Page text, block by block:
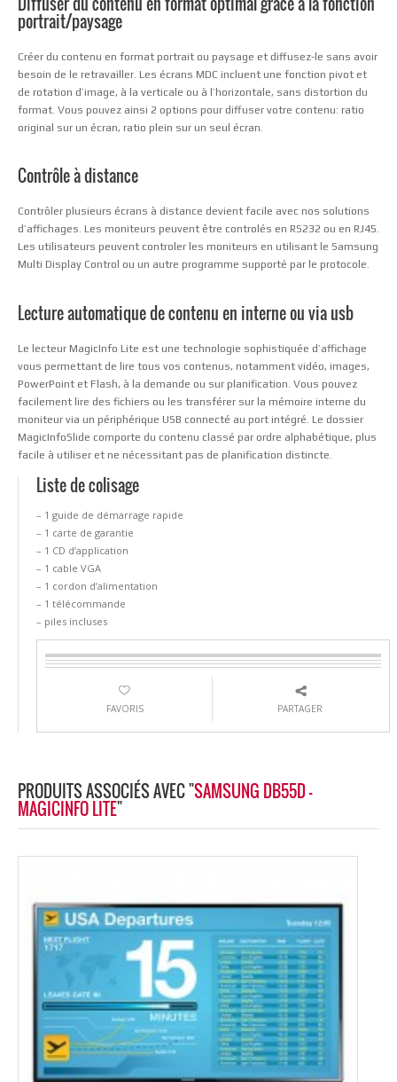
portrait/paysage
Créer du contenu en format portrait ou paysage et diffusez-le sans avoir
besoin de le retravailler. Les écrans MDC incluent une fonction pivot et
de rotation d’image, à la verticale ou à l’horizontale, sans distortion du
format. Vous pouvez ainsi 2 options pour diffuser votre contenu: ratio
original sur un écran, ratio plein sur un seul écran.
Contrôle à distance
Contrôler plusieurs écrans à distance devient facile avec nos solutions
d’affichages. Les moniteurs peuvent être controlés en RS232 ou en RJ45.
Les utilisateurs peuvent controler les moniteurs en utilisant le Samsung
Multi Display Control ou un autre programme supporté par le protocole.
Lecture automatique de contenu en interne ou via usb
Le lecteur MagicInfo Lite est une technologie sophistiquée d’affichage
vous permettant de lire tous vos contenus, notamment vidéo, images,
PowerPoint et Flash, à la demande ou sur planification. Vous pouvez
facilement lire des fichiers ou les transférer sur la mémoire interne du
moniteur via un périphérique USB connecté au port intégré. Le dossier
MagicInfoSlide comporte du contenu classé par ordre alphabétique, plus
facile à utiliser et ne nécessitant pas de planification distincte.
Liste de colisage
– 1 guide de démarrage rapide
– 1 carte de garantie
– 1 CD d’application
– 1 cable VGA
– 1 cordon d’alimentation
– 1 télécommande
– piles incluses
FAVORIS PARTAGER
PRODUITS ASSOCIÉS AVEC "SAMSUNG DB55D -
MAGICINFO LITE"